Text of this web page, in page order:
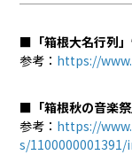
■「箱根大名行列
参考： https://
■「箱根秋の音楽
参考： https://
s/